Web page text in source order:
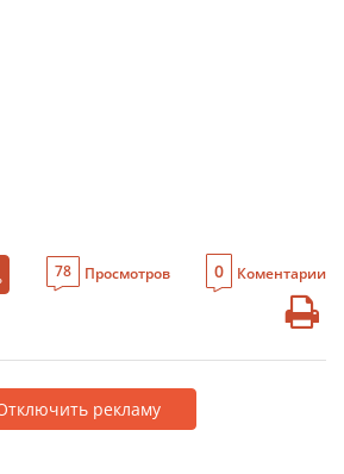
78 Просмотров 0 Коментарии
рекламу